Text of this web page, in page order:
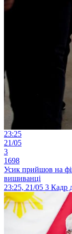
23:25
21/05
3
1698
Усик прийшов на
вишиванці
23:25, 21/05 3 Кадр